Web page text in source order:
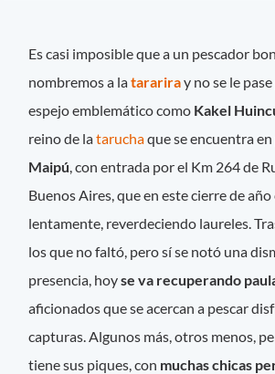
Es casi imposible que a un pescador
nombremos a latarariray no se le
espejo emblemático como Kakel
reino de lataruchaque se encuentra
Maipú , con entrada por el Km 264 de
Buenos Aires, que en este cierre de año
lentamente, reverdeciendo laureles.
los que no faltó, pero sí se notó una
presencia, hoyse va recuperando
aficionados que se acercan a pescar
capturas. Algunos más, otros menos,
tiene sus piques, con muchas chicas